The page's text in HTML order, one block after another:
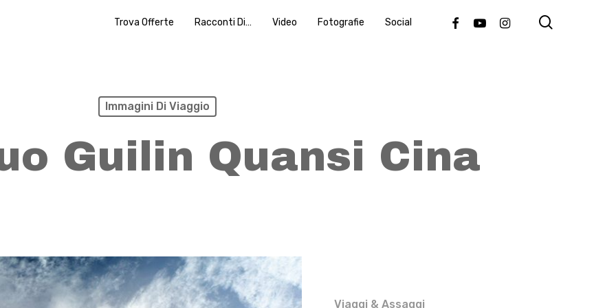
Trova Offerte Racconti Di… Video Fotografie Social FacebookYoutubeInstagram
Immagini Di Viaggio
Guilin Quansi Cina
Viaggi & Assaggi